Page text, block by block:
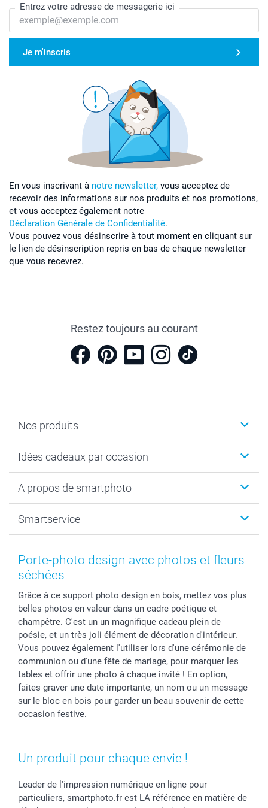
Entrez votre adresse de messagerie ici
Je m'inscris
En vous inscrivant à notre newsletter, vous acceptez de
recevoir des informations sur nos produits et nos promotions,
et vous acceptez également notre
Déclaration Générale de Confidentialité.
Vous pouvez vous désinscrire à tout moment en cliquant sur
le lien de désinscription repris en bas de chaque newsletter
que vous recevrez.
Restez toujours au courant
Nos produits
Calendrier photo & Agenda photo
Tirage photo & agrandissement
Faire-part & Cartes
Coques smartphone
Stickers & Etiquettes
Dénicheur d'idées cadeau
Idées cadeaux par occasion
Anniversaire
Naissance & baptême
Fête des Mères
Fête des Pères
Baptême
Toussaint
Rentrée des classes
Saint-Valentin
Vacances
A propos de smartphoto
Plan du site
Droit de rétraction
Plaintes
Gestion des cookies
Tarifs
Partenariats & Influence
Investisseurs
Smartservice
Aide
smartbonus
Livraison
Modes de paiement
Grandes quantités
Statut de ma commande
Porte-photo design avec photos et fleurs
séchées
Grâce à ce support photo design en bois, mettez vos plus
belles photos en valeur dans un cadre poétique et
champêtre. C'est un un magnifique cadeau plein de
poésie, et un très joli élément de décoration d'intérieur.
Vous pouvez également l'utiliser lors d'une cérémonie de
communion ou d'une fête de mariage, pour marquer les
tables et offrir une photo à chaque invité ! En option,
faites graver une date importante, un nom ou un message
sur le bloc en bois pour garder un beau souvenir de cette
occasion festive.
Un produit pour chaque envie !
Leader de l'impression numérique en ligne pour
particuliers, smartphoto.fr est LA référence en matière de